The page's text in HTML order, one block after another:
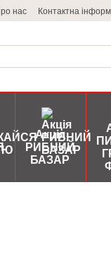
нас Контактна
Акція
РИБНИЙ
БАЗАР